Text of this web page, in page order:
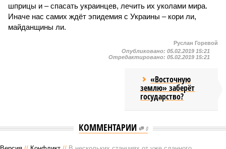
шприцы и – спасать украинцев, лечить их уколами мира.
Иначе нас самих ждёт эпидемия с Украины – кори ли,
майданщины ли.
Руслан Горевой
Опубликовано: 05.02.2019 15:21
Отредактировано: 05.02.2019 15:21
«Восточную
землю» заберёт
государство?
КОММЕНТАРИИ 0